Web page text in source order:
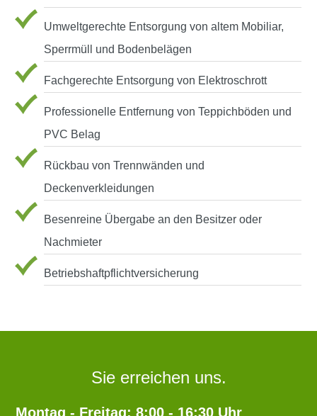
Umweltgerechte Entsorgung von altem Mobiliar,
Sperrmüll und Bodenbelägen
Fachgerechte Entsorgung von Elektroschrott
Professionelle Entfernung von Teppichböden und
PVC Belag
Rückbau von Trennwänden und
Deckenverkleidungen
Besenreine Übergabe an den Besitzer oder
Nachmieter
Betriebshaftpflichtversicherung
Sie erreichen uns.
Montag - Freitag: 8:00 - 16:30 Uhr